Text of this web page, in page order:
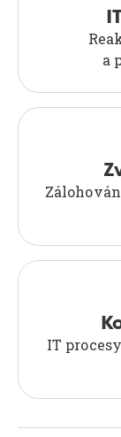
a
IT